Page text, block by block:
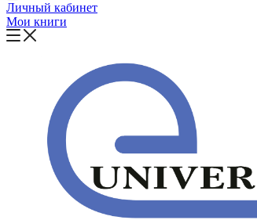
Личный кабинет
Мои книги